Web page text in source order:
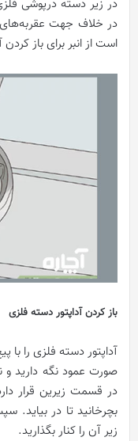
در زیر دسته درپوشی
در خلاف جهت عقربه‌های
است از انبر برای باز
باز کردن آداپتور دسته فلزی
آداپتور دسته فلزی را
صورت عمود نگه دارید و
در قسمت زیرین قرار
بچرخانید تا در بیاید.
زیر آن را کنار بگذارید.